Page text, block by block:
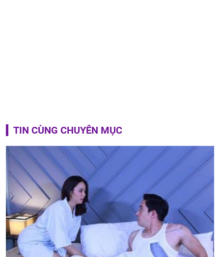
TIN CÙNG CHUYÊN MỤC